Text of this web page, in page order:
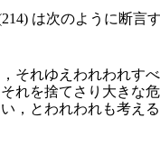
は次のように断言
それゆえわれわれす
れを捨てさり大きな
，とわれわれも考え